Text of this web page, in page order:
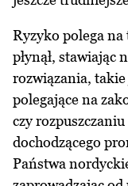
Ryzyko polega na
płynął, stawiając
rozwiązania,
polegające na
czy
dochodzącego
Państwa